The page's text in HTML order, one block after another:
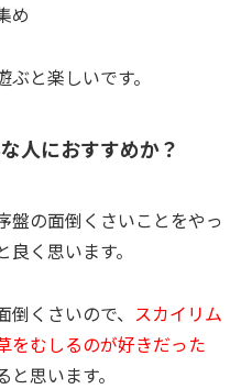
め
と楽しいです。
人におすすめか？
盤の面倒くさいことをやっ
く思います。
くさいので、 スカイリム
をむしるのが好きだった
思います。